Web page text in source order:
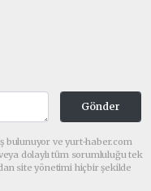
Gönder
bulunuyor ve yurt-haber.com
dolaylı tüm sorumluluğu tek
site yönetimi hiçbir şekilde